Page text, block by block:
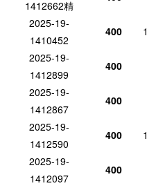
1412662精
2025-19-
1410452
400
2025-19-
1412899
400
2025-19-
1412867
400
2025-19-
1412590
400
2025-19-
1412097
400